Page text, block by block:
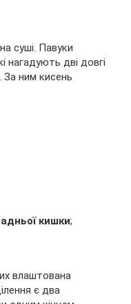
суші. Павуки
дві довгі
За ним кисень
кишки;
влаштована
є два